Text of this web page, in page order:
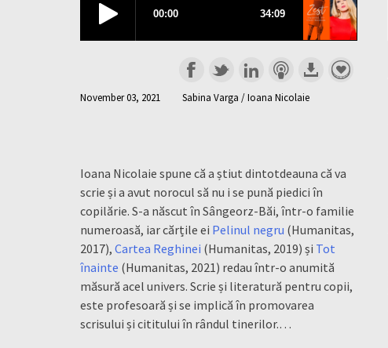
November 03, 2021 Sabina Varga / Ioana Nicolaie
Ioana Nicolaie spune că a știut dintotdeauna că va
scrie și a avut norocul să nu i se pună piedici în
copilărie. S-a născut în Sângeorz-Băi, într-o familie
numeroasă, iar cărțile ei Pelinul negru (Humanitas,
2017), Cartea Reghinei (Humanitas, 2019) și Tot
înainte (Humanitas, 2021) redau într-o anumită
măsură acel univers. Scrie și literatură pentru copii,
este profesoară și se implică în promovarea
scrisului și cititului în rândul tinerilor.…